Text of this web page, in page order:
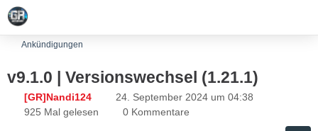
Ankündigungen
v9.1.0 | Versionswechsel (1.21.1)
[GR]Nandi124
24. September 2024 um 04:38
925 Mal gelesen
0 Kommentare